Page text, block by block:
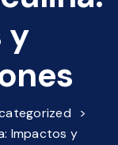
y
>
Impactos y